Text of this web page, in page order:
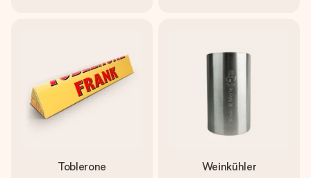
Toblerone Weinkühler